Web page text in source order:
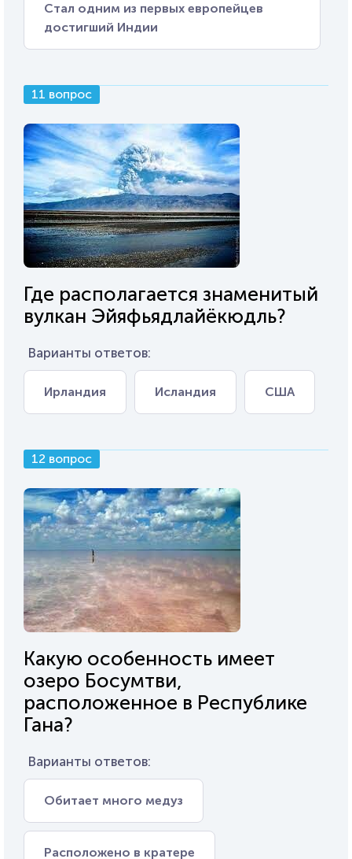
Стал одним из первых европейцев
достигший Индии
11 вопрос
Где располагается знаменитый
вулкан Эйяфьядлайёкюдль?
Варианты ответов:
Ирландия Исландия США
12 вопрос
Какую особенность имеет
озеро Босумтви,
расположенное в Республике
Гана?
Варианты ответов:
Обитает много медуз
Расположено в кратере